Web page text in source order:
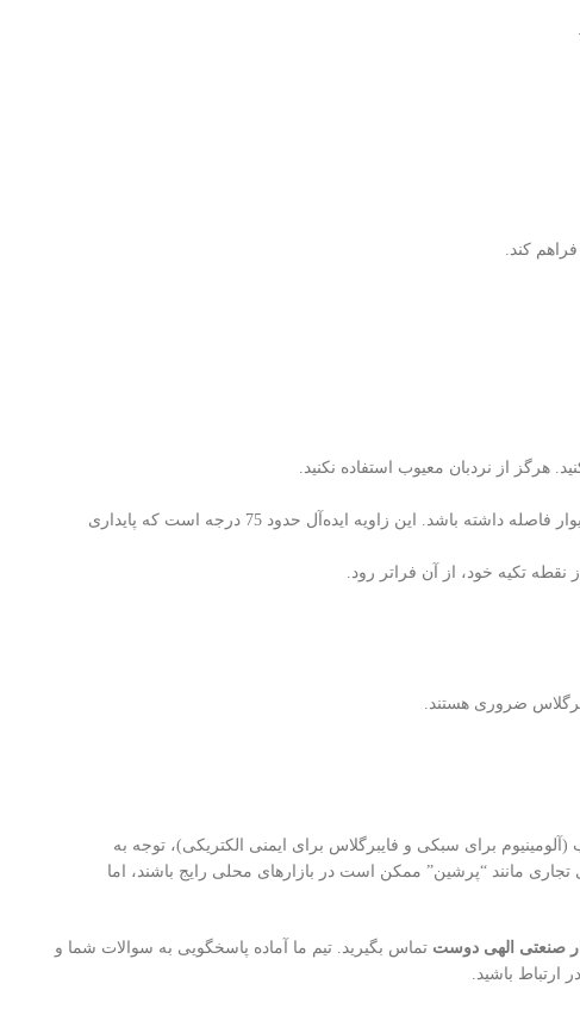
کند.
هرگز از نردبان معیوب استفاده نکنید.
قانون 4 به 1: برای هر 4 فوت (حدود 1.2 متر) ارتفاع عمودی که نردبان به دیوار تکیه داده است، پایه نردبان باید 1 فوت (حدود 30 سانتی‌متر) از پایه آن دیوار فاصله داشته باشد. این زاویه ایده‌آل حدود 75 درجه است که پایداری
ضروری هستند.
برای سبکی و فایبرگلاس برای ایمنی الکتریکی)، توجه به
تجاری مانند “پرشین” ممکن است در بازارهای محلی رایج باشند، اما
صنعتی الهی دوست تماس بگیرید. تیم ما آماده پاسخگویی به سوالات شما و
ارتباط باشید.